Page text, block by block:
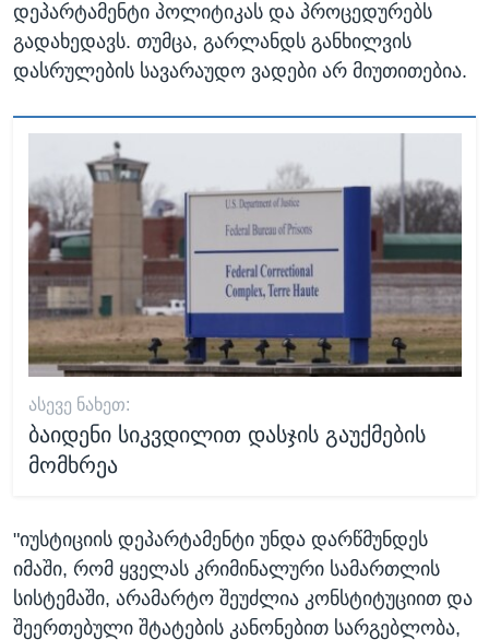
დეპარტამენტი პოლიტიკას და პროცედურებს
გადახედავს. თუმცა, გარლანდს განხილვის
დასრულების სავარაუდო ვადები არ მიუთითებია.
ᲐᲡᲔᲕᲔ ᲜᲐᲮᲔᲗ:
ბაიდენი სიკვდილით დასჯის გაუქმების
მომხრეა
"იუსტიციის დეპარტამენტი უნდა დარწმუნდეს
იმაში, რომ ყველას კრიმინალური სამართლის
სისტემაში, არამარტო შეუძლია კონსტიტუციით და
შეერთებული შტატების კანონებით სარგებლობა,